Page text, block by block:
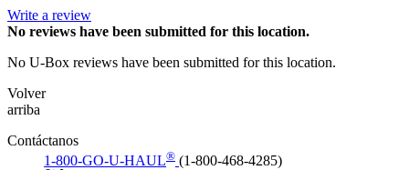
Write a review
No reviews have been submitted for this location.
No U-Box reviews have been submitted for this location.
Volver
arriba
Contáctanos
1-800-GO-U-HAUL® (1-800-468-4285)